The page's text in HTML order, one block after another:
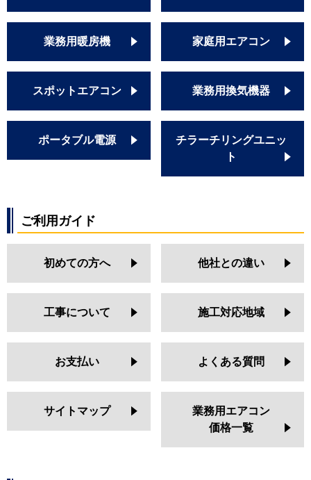
業務用暖房機 家庭用エアコン
スポットエアコン 業務用換気機器
ポータブル電源
チラーチリングユニッ
ト
ご利用ガイド
初めての方へ 他社との違い
工事について 施工対応地域
お支払い よくある質問
サイトマップ
業務用エアコン
価格一覧